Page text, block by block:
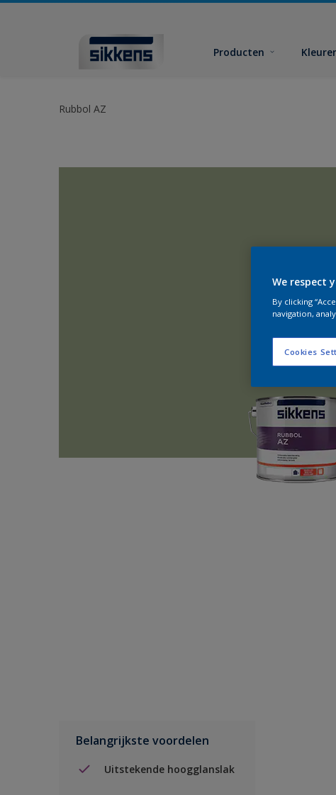
Producten
Rubbol AZ
Belangrijkste voordelen
Uitstekende hoogglanslak
We respect
By clicking
navigation,
Cookies